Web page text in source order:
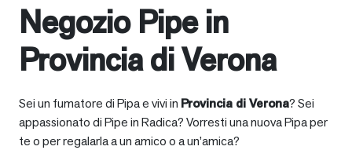
Negozio Pipe in
Provincia diVerona
Sei un fumatore di Pipa e vivi in Provincia di Verona? Sei
appassionato di Pipe in Radica? Vorresti una nuova Pipa per
te o per regalarla a un amico o a un’amica?